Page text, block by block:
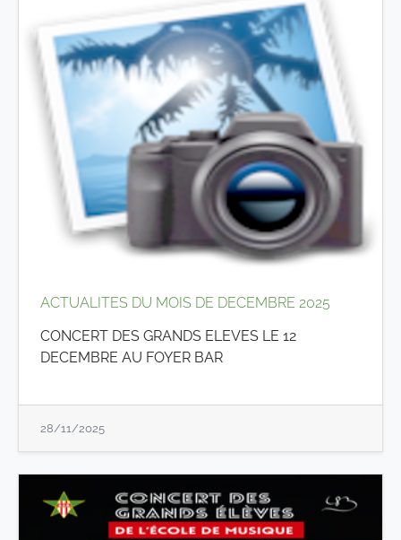
ACTUALITES DU MOIS DE DECEMBRE 2025
CONCERT DES GRANDS ELEVES LE 12
DECEMBRE AU FOYER BAR
28/11/2025